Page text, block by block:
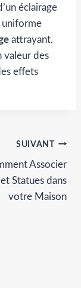
éclairage
uniforme
attrayant.
valeur des
effets
SUIVANT
Associer
Statues dans
votre Maison